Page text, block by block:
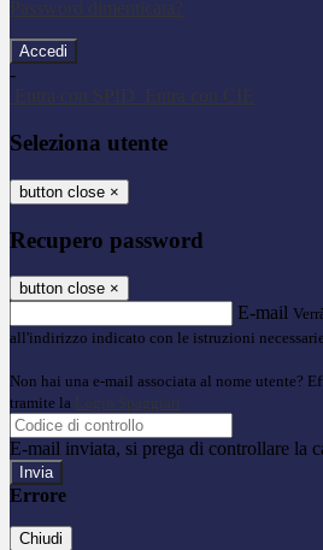
Password dimenticata?
-
Entra con SPID
Entra con CIE
Seleziona utente
button close ×
Recupero password
button close ×
E-mail
all'indirizzo indicato con le istruzioni
Non hai una e-mail associata al nome utente?
tramite la Login Spaggiari
E-mail inviata, si prega di controllare la
Errore
Chiudi